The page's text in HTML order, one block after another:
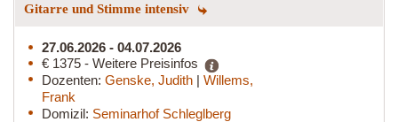
Gitarre und Stimme intensiv
27.06.2026 - 04.07.2026
€ 1375 - Weitere Preisinfos
Dozenten: Genske, Judith | Willems,
Frank
Domizil: Seminarhof Schleglberg